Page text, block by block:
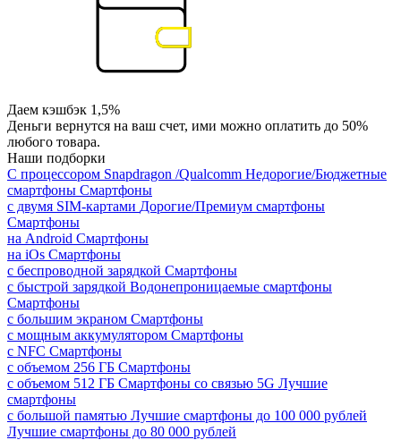
Даем кэшбэк 1,5%
Деньги вернутся на ваш счет, ими можно оплатить до 50%
любого товара.
Наши подборки
С процессором Snapdragon /Qualcomm Недорогие/Бюджетные
смартфоны Смартфоны
с двумя SIM-картами Дорогие/Премиум смартфоны
Смартфоны
на Android Смартфоны
на iOs Смартфоны
с беспроводной зарядкой Смартфоны
с быстрой зарядкой Водонепроницаемые смартфоны
Смартфоны
с большим экраном Смартфоны
с мощным аккумулятором Смартфоны
с NFC Смартфоны
с объемом 256 ГБ Смартфоны
с объемом 512 ГБ Смартфоны со связью 5G Лучшие
смартфоны
с большой памятью Лучшие смартфоны до 100 000 рублей
Лучшие смартфоны до 80 000 рублей